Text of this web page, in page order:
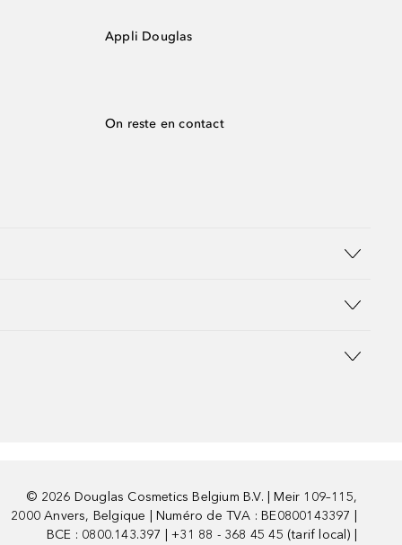
Appli Douglas
On reste en contact
© 2026 Douglas Cosmetics Belgium B.V. | Meir 109–115,
2000 Anvers, Belgique | Numéro de TVA : BE0800143397 |
BCE : 0800.143.397 | +31 88 - 368 45 45 (tarif local) |